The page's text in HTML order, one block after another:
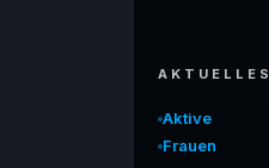
AKTUELLES
Aktive
Frauen